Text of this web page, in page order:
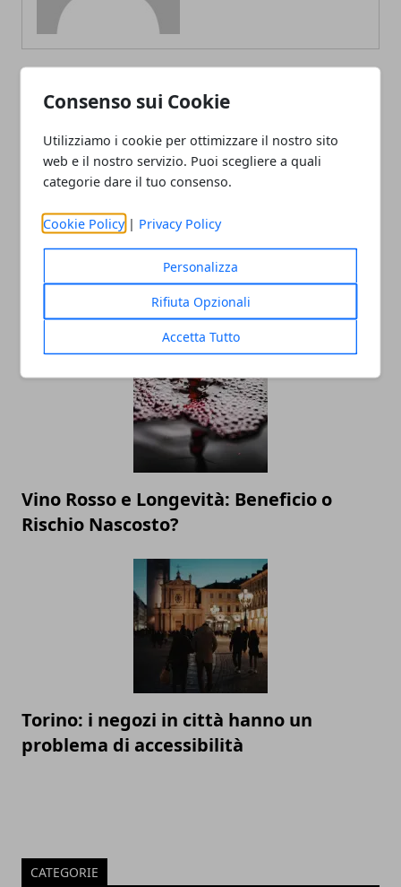
Consenso sui Cookie
Utilizziamo i cookie per ottimizzare il nostro sito
web e il nostro servizio. Puoi scegliere a quali
categorie dare il tuo consenso.
Cookie Policy | Privacy Policy
Personalizza
Rifiuta Opzionali
Accetta Tutto
ARTICOLI CORRELATI
I migliori lavori da fare da casa nel 2025
Vino Rosso e Longevità: Beneficio o
Rischio Nascosto?
Torino: i negozi in città hanno un
problema di accessibilità
CATEGORIE